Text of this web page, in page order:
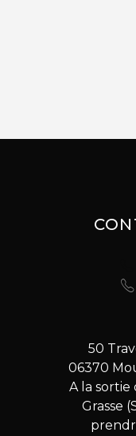
50
06370
A la sortie
Grasse